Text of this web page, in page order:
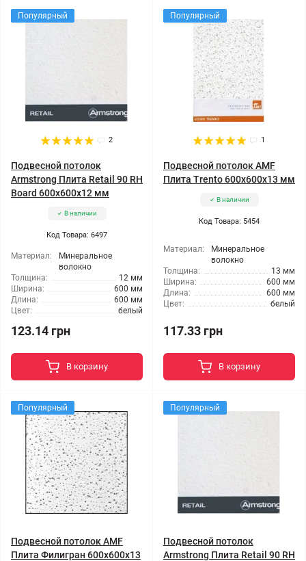
Популярный
2
Подвесной потолок
Armstrong Плита Retail 90 RH
Board 600x600x12 мм
В наличии
Код Товара: 6497
Материал:
Минеральное
волокно
Толщина:
12 мм
Ширина:
600 мм
Длина:
600 мм
Цвет:
белый
123.14 грн
В корзину
Популярный
1
Подвесной потолок AMF
Плита Trento 600x600x13 мм
В наличии
Код Товара: 5454
Материал:
Минеральное
волокно
Толщина:
13 мм
Ширина:
600 мм
Длина:
600 мм
Цвет:
белый
117.33 грн
В корзину
Популярный
Подвесной потолок AMF
Плита Филигран 600x600x13
Популярный
Подвесной потолок
Armstrong Плита Retail 90 RH